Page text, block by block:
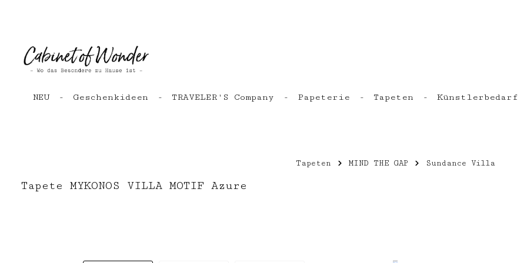
NEU Geschenkideen TRAVELER'S Company Papeterie Tapeten Künstlerbedarf
Tapeten MIND THE GAP Sundance Villa
Tapete MYKONOS VILLA MOTIF Azure